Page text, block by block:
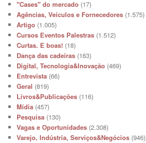
"Cases" do mercado (17)
Agências, Veículos e Fornecedores (1.575)
Artigo (1.005)
Cursos Eventos Palestras (1.512)
Curtas. E boas! (18)
Dança das cadeiras (163)
Digital, Tecnologia&Inovação (469)
Entrevista (66)
Geral (819)
Livros&Publicações (116)
Mídia (457)
Pesquisa (130)
Vagas e Oportunidades (2.308)
Varejo, Indústria, Serviços&Negócios (946)